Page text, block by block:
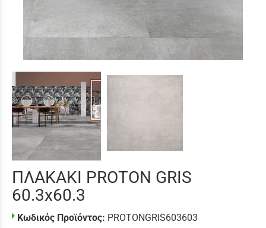
ΠΛΑΚΑΚΙ PROTON GRIS
60.3x60.3
Κωδικός Προϊόντος: PROTONGRIS603603